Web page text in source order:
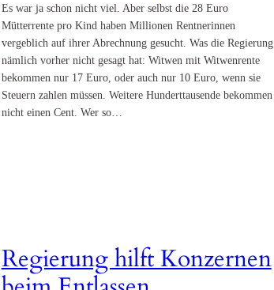
Es war ja schon nicht viel. Aber selbst die 28 Euro
Mütterrente pro Kind haben Millionen Rentnerinnen
vergeblich auf ihrer Abrechnung gesucht. Was die Regierung
nämlich vorher nicht gesagt hat: Witwen mit Witwenrente
bekommen nur 17 Euro, oder auch nur 10 Euro, wenn sie
Steuern zahlen müssen. Weitere Hunderttausende bekommen
nicht einen Cent. Wer so…
Regierung hilft Konzernen